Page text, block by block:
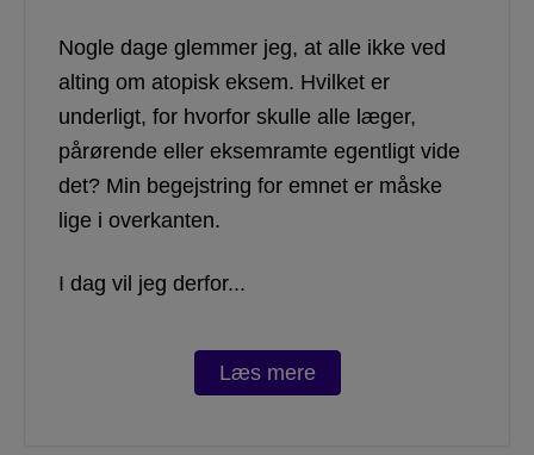
Nogle dage glemmer jeg, at alle ikke ved
alting om atopisk eksem. Hvilket er
underligt, for hvorfor skulle alle læger,
pårørende eller eksemramte egentligt vide
det? Min begejstring for emnet er måske
lige i overkanten.
I dag vil jeg derfor...
Læs mere